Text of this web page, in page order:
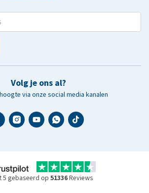
Volg je ons al?
via onze social media kanalen
5 gebaseerd op 51336Reviews